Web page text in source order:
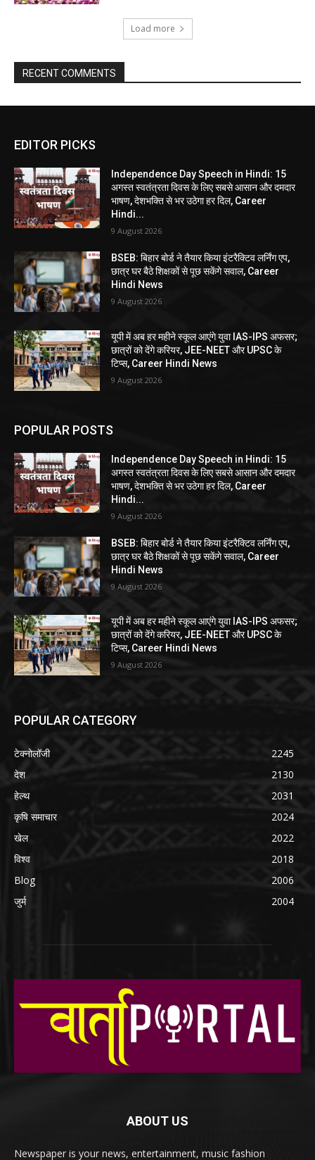
Load more
RECENT COMMENTS
EDITOR PICKS
Independence Day Speech in Hindi: 15
अगस्त स्वतंत्रता दिवस के लिए सबसे आसान और दमदार
भाषण, देशभक्ति से भर उठेगा हर दिल, Career
Hindi...
9 August 2026
BSEB: बिहार बोर्ड ने तैयार किया इंटरैक्टिव लर्निंग एप,
छात्र घर बैठे शिक्षकों से पूछ सकेंगे सवाल, Career
Hindi News
9 August 2026
यूपी में अब हर महीने स्कूल आएंगे युवा IAS-IPS अफसर;
छात्रों को देंगे करियर, JEE-NEET और UPSC के
टिप्स, Career Hindi News
9 August 2026
POPULAR POSTS
Independence Day Speech in Hindi: 15
अगस्त स्वतंत्रता दिवस के लिए सबसे आसान और दमदार
भाषण, देशभक्ति से भर उठेगा हर दिल, Career
Hindi...
9 August 2026
BSEB: बिहार बोर्ड ने तैयार किया इंटरैक्टिव लर्निंग एप,
छात्र घर बैठे शिक्षकों से पूछ सकेंगे सवाल, Career
Hindi News
9 August 2026
यूपी में अब हर महीने स्कूल आएंगे युवा IAS-IPS अफसर;
छात्रों को देंगे करियर, JEE-NEET और UPSC के
टिप्स, Career Hindi News
9 August 2026
POPULAR CATEGORY
टेक्नोलॉजी
2245
देश
2130
हेल्थ
2031
कृषि समाचार
2024
खेल
2022
विश्व
2018
Blog
2006
जुर्म
2004
ABOUT US
Newspaper is your news, entertainment, music fashion